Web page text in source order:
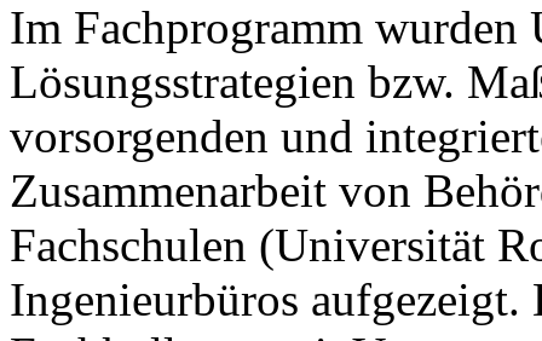
Im Fachprogramm
Lösungsstrategien bzw.
vorsorgenden und
Zusammenarbeit von
Fachschulen (Universität
Ingenieurbüros aufgezeigt.